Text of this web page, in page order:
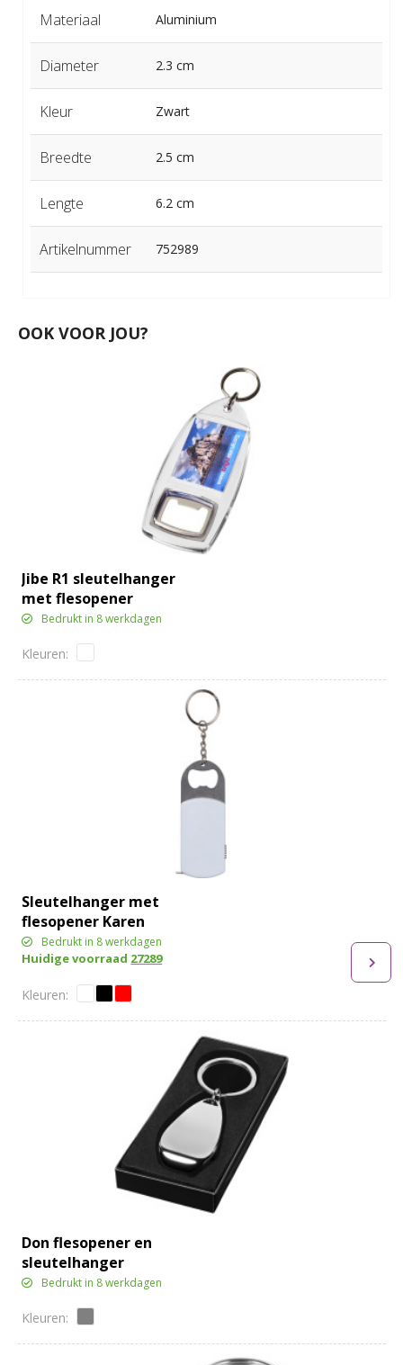
Materiaal Aluminium
Diameter 2.3 cm
Kleur Zwart
Breedte 2.5 cm
Lengte 6.2 cm
Artikelnummer 752989
OOK VOOR JOU?
Jibe R1 sleutelhanger
met flesopener
Bedrukt in 8 werkdagen
Sleutelhanger met
flesopener Karen
Bedrukt in 8 werkdagen
Huidige voorraad 27289
Don flesopener en
sleutelhanger
Bedrukt in 8 werkdagen